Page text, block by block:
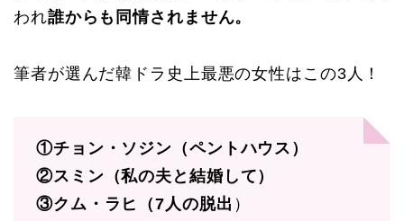
われ誰からも同情されません。
筆者が選んだ韓ドラ史上最悪の女性はこの3人！
①チョン・ソジン（ペントハウス）
②スミン（私の夫と結婚して）
③クム・ラヒ（7人の脱出 ）